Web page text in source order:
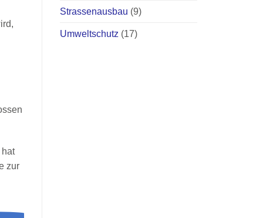
zur
Strassenausbau (9)
Umweltschutz (17)